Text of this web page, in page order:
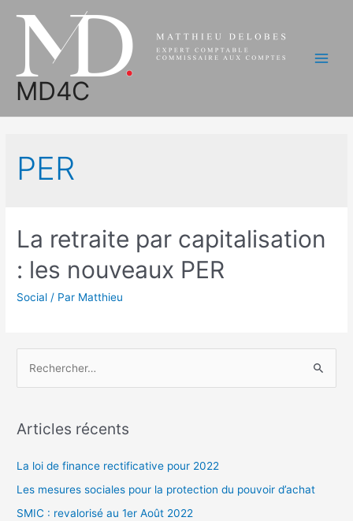
MD4C
PER
La retraite par capitalisation
: les nouveaux PER
Social / Par Matthieu
h
r
c
h
Articles récents
La loi de finance rectificative pour 2022
Les mesures sociales pour la protection du pouvoir d’achat
SMIC : revalorisé au 1er Août 2022